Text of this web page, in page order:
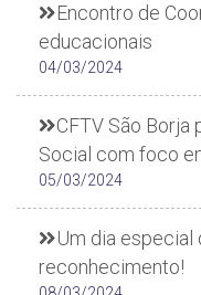
Encontro de
educacionais
04/03/2024
CFTV São
Social com foco
05/03/2024
Um dia
reconhecimento!